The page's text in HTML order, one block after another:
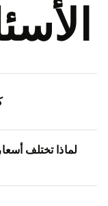
لماذا تختلف